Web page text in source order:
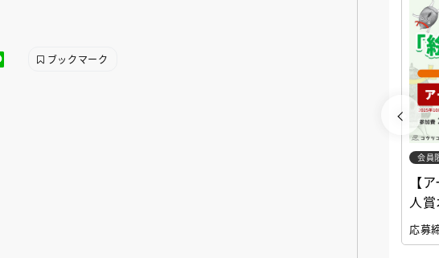
ブックマーク
会員
【
人
と
講
応募